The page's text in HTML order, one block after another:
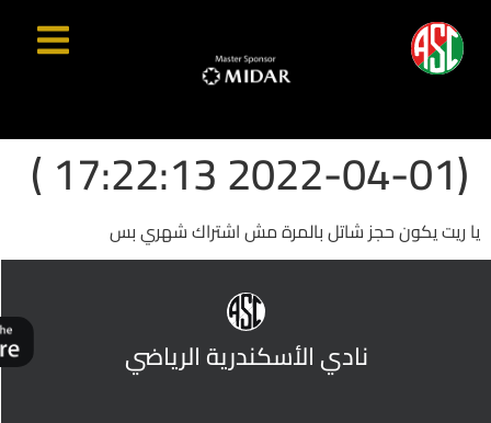
(2022-04-01 17:22:13 )
يا ريت يكون حجز شاتل بالمرة مش اشتراك شهري بس
نادي الأسكندرية الرياضي